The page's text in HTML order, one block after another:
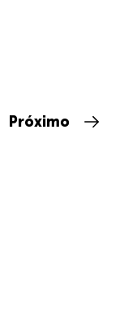
Próximo